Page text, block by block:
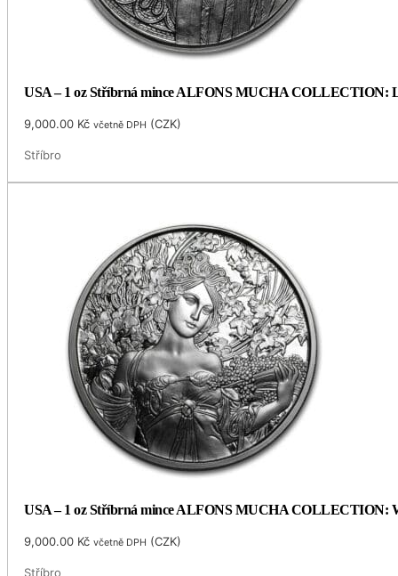
USA – 1 oz Stříbrná mince ALFONS MUCHA COLLECTION:
9,000.00 Kč včetně DPH (CZK)
Stříbro
USA – 1 oz Stříbrná mince ALFONS MUCHA COLLECTION:
9,000.00 Kč včetně DPH (CZK)
Stříbro